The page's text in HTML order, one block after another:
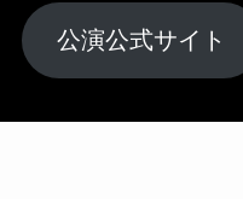
公演公式サイト